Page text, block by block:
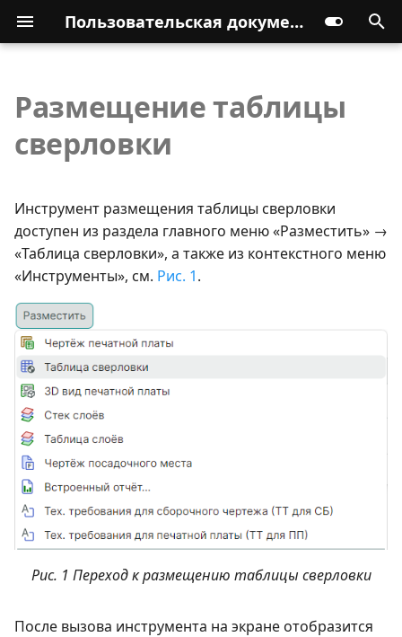
Пользовательская документация
Размещение таблицы
сверловки
Инструмент размещения таблицы сверловки
доступен из раздела главного меню «Разместить» →
«Таблица сверловки», а также из контекстного меню
«Инструменты», см. Рис. 1.
Рис. 1 Переход к размещению таблицы сверловки
После вызова инструмента на экране отобразится